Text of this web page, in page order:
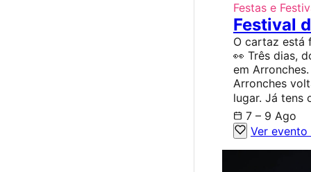
Festas e
Festival
O cartaz está
👀 Três dias,
em
Arronches
lugar. Já tens
7 – 9 Ago
Ver